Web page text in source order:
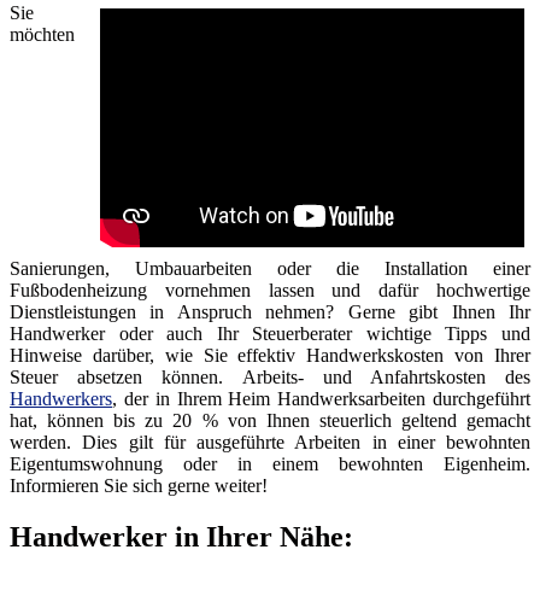
Sie
möchten
Sanierungen, Umbauarbeiten oder die Installation einer
Fußbodenheizung vornehmen lassen und dafür hochwertige
Dienstleistungen in Anspruch nehmen? Gerne gibt Ihnen Ihr
Handwerker oder auch Ihr Steuerberater wichtige Tipps und
Hinweise darüber, wie Sie effektiv Handwerkskosten von Ihrer
Steuer absetzen können. Arbeits- und Anfahrtskosten des
Handwerkers, der in Ihrem Heim Handwerksarbeiten durchgeführt
hat, können bis zu 20 % von Ihnen steuerlich geltend gemacht
werden. Dies gilt für ausgeführte Arbeiten in einer bewohnten
Eigentumswohnung oder in einem bewohnten Eigenheim.
Informieren Sie sich gerne weiter!
Handwerker in Ihrer Nähe: